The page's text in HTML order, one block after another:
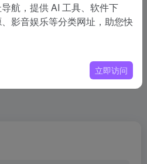
相关内容!
航，提供 AI 工具、软件下
影音娱乐等分类网址，助您快
立即访问